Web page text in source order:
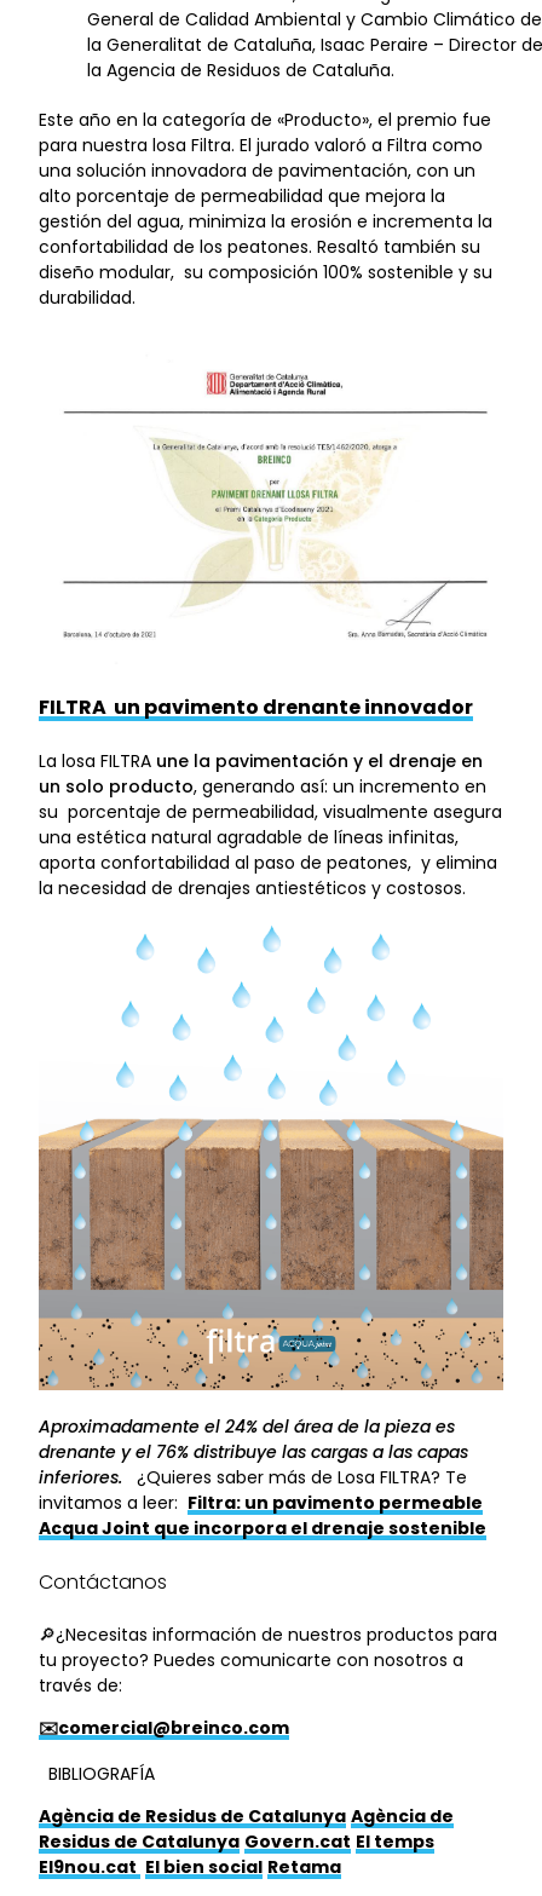
General de Calidad Ambiental y Cambio Climático de
la Generalitat de Cataluña, Isaac Peraire – Director de
la Agencia de Residuos de Cataluña.
Este año en la categoría de «Producto», el premio fue
para nuestra losa Filtra. El jurado valoró a Filtra como
una solución innovadora de pavimentación, con un
alto porcentaje de permeabilidad que mejora la
gestión del agua, minimiza la erosión e incrementa la
confortabilidad de los peatones. Resaltó también su
diseño modular, su composición 100% sostenible y su
durabilidad.
FILTRA un pavimento drenante innovador
La losa FILTRA une la pavimentación y el drenaje en
un solo producto, generando así: un incremento en
su porcentaje de permeabilidad, visualmente asegura
una estética natural agradable de líneas infinitas,
aporta confortabilidad al paso de peatones, y elimina
la necesidad de drenajes antiestéticos y costosos.
Aproximadamente el 24% del área de la pieza es
drenante y el 76% distribuye las cargas a las capas
inferiores. ¿Quieres saber más de Losa FILTRA? Te
invitamos a leer: Filtra: un pavimento permeable
Acqua Joint que incorpora el drenaje sostenible
Contáctanos
🔎¿Necesitas información de nuestros productos para
tu proyecto? Puedes comunicarte con nosotros a
través de:
✉️comercial@breinco.com
BIBLIOGRAFÍA
Agència de Residus de Catalunya Agència de
Residus de Catalunya Govern.cat El temps
El9nou.cat El bien social Retama